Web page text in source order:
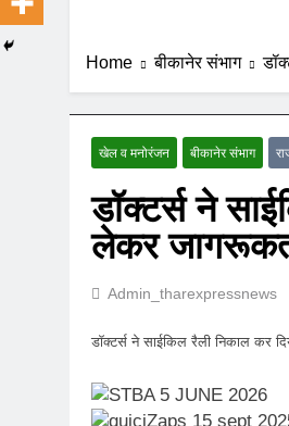
Home बीकानेर संभाग
खेल व मनोरंजन बीकानेर संभाग
डॉक्टर्स ने
लेकर
Admin_tharexpressnews
डॉक्टर्स ने साईकिल रैली निकाल कर